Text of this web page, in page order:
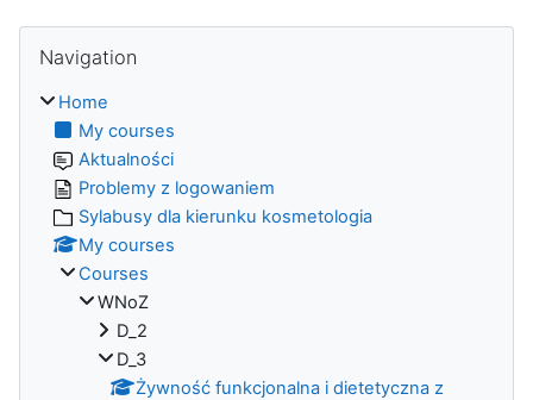
Blocks
Navigation
Home
My courses
Aktualności
Problemy z logowaniem
Sylabusy dla kierunku kosmetologia
My courses
Courses
WNoZ
D_2
D_3
Żywność funkcjonalna i dietetyczna z